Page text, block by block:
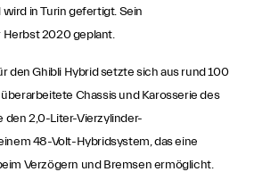
in Turin gefertigt. Sein
2020 geplant.
den Ghibli Hybrid setzte sich aus rund 100
Chassis und Karosserie des
den 2,0-Liter-Vierzylinder-
48-Volt-Hybridsystem, das eine
Verzögern und Bremsen ermöglicht.